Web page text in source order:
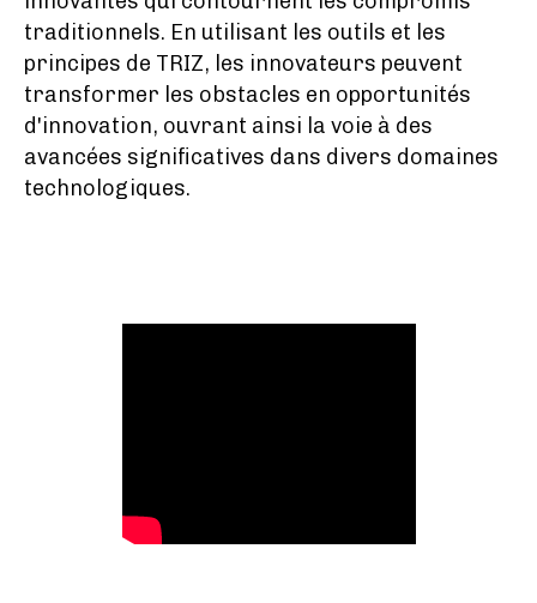
traditionnels. En utilisant les outils et les
principes de TRIZ, les innovateurs peuvent
transformer les obstacles en opportunités
d'innovation, ouvrant ainsi la voie à des
avancées significatives dans divers domaines
technologiques.